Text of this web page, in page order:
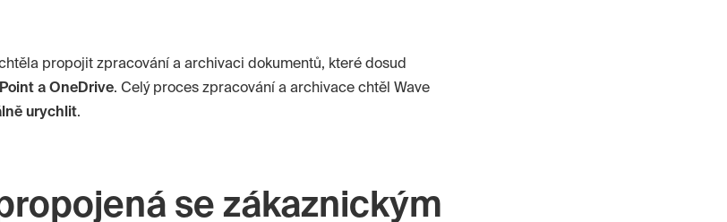
propojit zpracování a archivaci dokumentů, které dosud
a OneDrive. Celý proces zpracování a archivace chtěl Wave
urychlit.
se zákaznickým